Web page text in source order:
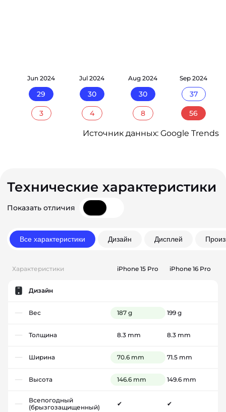
Jun 2024
29
3
Jul 2024
30
4
Aug 2024
30
8
Sep 2024
37
56
Источник данных: Google Trends
Технические характеристики
Показать отличия
Все характеристики Дизайн Дисплей
Характеристики iPhone 15 Pro iPhone 16 Pro
Дизайн
Вес 187 g 199 g
Толщина 8.3 mm 8.3 mm
Ширина 70.6 mm 71.5 mm
Высота 146.6 mm 149.6 mm
Всепогодный
(брызгозащищенный)
✔ ✔